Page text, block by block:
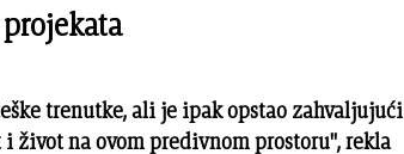
trenutke, ali je ipak opstao zahvaljujući
život na ovom predivnom prostoru", rekla